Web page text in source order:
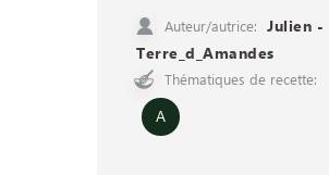
Auteur/autrice: Julien -
Terre_d_Amandes
Thématiques de recette:
A